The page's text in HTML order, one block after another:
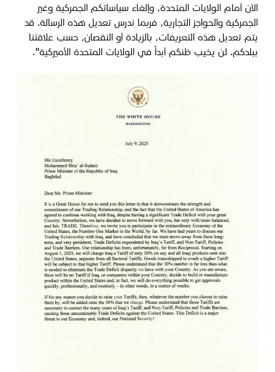
الآن أمام الولايات المتحدة، وإلغاء سياساتكم الجمركية وغير
الجمركية والحواجز التجارية، فربما ندرس تعديل هذه الرسالة. قد
يتم تعديل هذه التعريفات، بالزيادة أو النقصان، حسب علاقتنا
ببلدكم. لن يخيب ظنكم أبداً في الولايات المتحدة الأميركية".